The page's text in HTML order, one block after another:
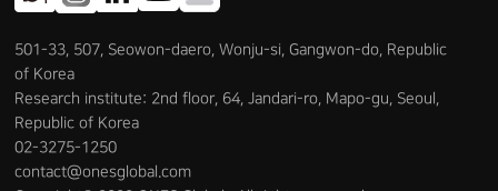
501-33, 507, Seowon-daero, Wonju-si, Gangwon-do, Republic
of Korea
Research institute: 2nd floor, 64, Jandari-ro, Mapo-gu, Seoul,
Republic of Korea
02-3275-1250
contact@onesglobal.com